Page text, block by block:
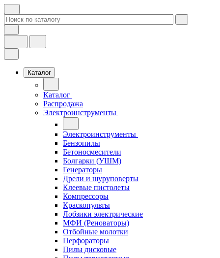
Каталог
Каталог
Распродажа
Электроинструменты
Электроинструменты
Бензопилы
Бетоносмесители
Болгарки (УШМ)
Генераторы
Дрели и шуруповерты
Клеевые пистолеты
Компрессоры
Краскопульты
Лобзики электрические
МФИ (Реноваторы)
Отбойные молотки
Перфораторы
Пилы дисковые